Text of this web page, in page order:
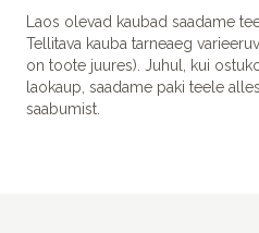
Laos olevad kaubad saadame
Tellitava kauba tarneaeg
on toote juures). Juhul, kui
laokaup, saadame paki teele
saabumist.